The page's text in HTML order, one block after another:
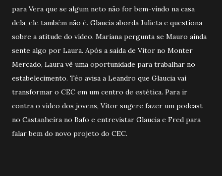
para Vera que se algum neto não for bem-vindo na casa
dela, ele também não é. Glaucia aborda Julieta e questiona
sobre a atitude do vídeo. Mariana pergunta se Mauro ainda
sente algo por Laura. Após a saída de Vitor no Monter
Mercado, Laura vê uma oportunidade para trabalhar no
estabelecimento. Téo avisa a Leandro que Glaucia vai
transformar o CEC em um centro de estética. Para ir
contra o vídeo dos jovens, Vitor sugere fazer um podcast
no Castanheira no Bafo e entrevistar Glaucia e Fred para
falar bem do novo projeto do CEC.